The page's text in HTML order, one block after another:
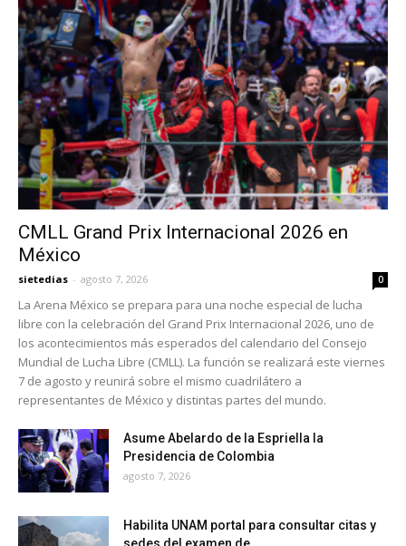
CMLL Grand Prix Internacional 2026 en
México
sietedias - agosto 7, 2026 0
La Arena México se prepara para una noche especial de lucha
libre con la celebración del Grand Prix Internacional 2026, uno de
los acontecimientos más esperados del calendario del Consejo
Mundial de Lucha Libre (CMLL). La función se realizará este viernes
7 de agosto y reunirá sobre el mismo cuadrilátero a
representantes de México y distintas partes del mundo.
Asume Abelardo de la Espriella la
Presidencia de Colombia
agosto 7, 2026
Habilita UNAM portal para consultar citas y